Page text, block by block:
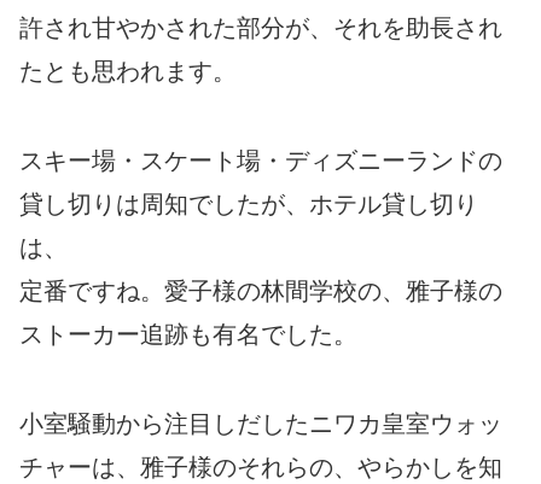
許され甘やかされた部分が、それを助長され
たとも思われます。
スキー場・スケート場・ディズニーランドの
貸し切りは周知でしたが、ホテル貸し切り
は、
定番ですね。愛子様の林間学校の、雅子様の
ストーカー追跡も有名でした。
小室騒動から注目しだしたニワカ皇室ウォッ
チャーは、雅子様のそれらの、やらかしを知